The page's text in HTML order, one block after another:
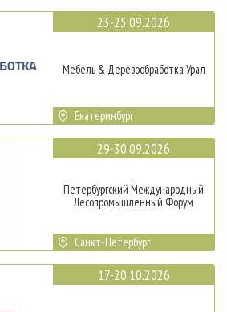
23-25.09.2026
Мебель & Деревообработка Урал
Екатеринбург
29-30.09.2026
Петербургский Международный
Лесопромышленный Форум
Санкт-Петербург
17-20.10.2026